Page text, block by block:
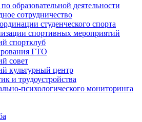
образовательной деятельности
сотрудничество
студенческого спорта
спортивных мероприятий
спортклуб
ГТО
совет
культурный центр
и трудоустройства
психологического мониторинга